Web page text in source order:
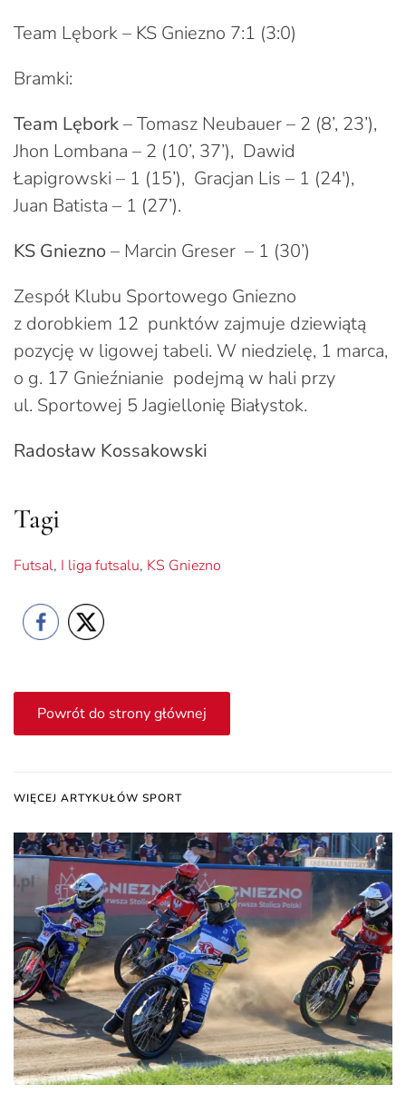
Team Lębork – KS Gniezno 7:1 (3:0)
Bramki:
Team Lębork– Tomasz Neubauer – 2 (8’, 23’),
Jhon Lombana – 2 (10’, 37’), Dawid
Łapigrowski – 1 (15’), Gracjan Lis – 1 (24′),
Juan Batista – 1 (27’).
KS Gniezno– Marcin Greser – 1 (30’)
Zespół Klubu Sportowego Gniezno
z dorobkiem 12 punktów zajmuje dziewiątą
pozycję w ligowej tabeli. W niedzielę, 1 marca,
o g. 17 Gnieźnianie podejmą w hali przy
ul. Sportowej 5 Jagiellonię Białystok.
Radosław Kossakowski
Tagi
Futsal, I liga futsalu, KS Gniezno
Powrót do strony głównej
WIĘCEJ ARTYKUŁÓW SPORT